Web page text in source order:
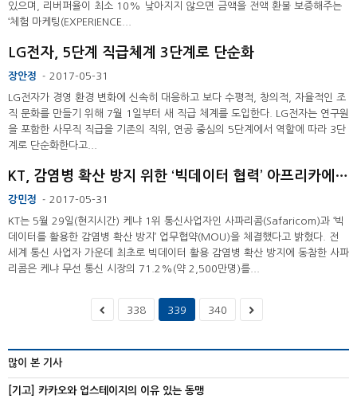
있으며, 리버퍼율이 최소 10% 낮아지지 않으면 금액을 전액 환불 보증해주는
‘체험 마케팅(EXPERIENCE...
LG전자, 5단계 직급체계 3단계로 단순화
장안정 - 2017-05-31
LG전자가 경영 환경 변화에 신속히 대응하고 보다 수평적, 창의적, 자율적인 조
직 문화를 만들기 위해 7월 1일부터 새 직급 체계를 도입한다. LG전자는 연구원
을 포함한 사무직 직급을 기존의 직위, 연공 중심의 5단계에서 역할에 따라 3단
계로 단순화한다고...
KT, 감염병 확산 방지 위한 ‘빅데이터 협력’ 아프리카에서 첫걸음
강민정 - 2017-05-31
KT는 5월 29일(현지시간) 케냐 1위 통신사업자인 사파리콤(Safaricom)과 ‘빅
데이터를 활용한 감염병 확산 방지’ 업무협약(MOU)을 체결했다고 밝혔다. 전
세계 통신 사업자 가운데 최초로 빅데이터 활용 감염병 확산 방지에 동참한 사파
리콤은 케냐 무선 통신 시장의 71.2%(약 2,500만명)를...
338 339 340
많이 본 기사
[기고] 카카오와 업스테이지의 이유 있는 동맹